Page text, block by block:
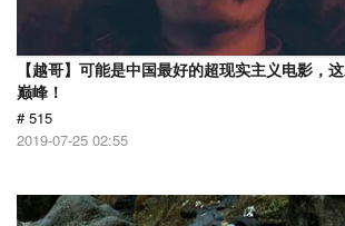
【越哥】可能是中国最好的超现实主义电影，
巅峰！
# 515
2019-07-25 02:55